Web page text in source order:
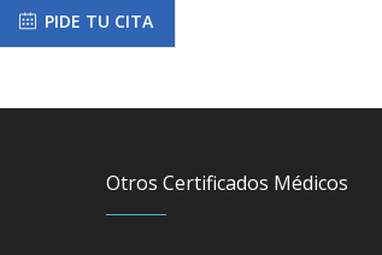
PIDE TU CITA
Otros Certificados Médicos